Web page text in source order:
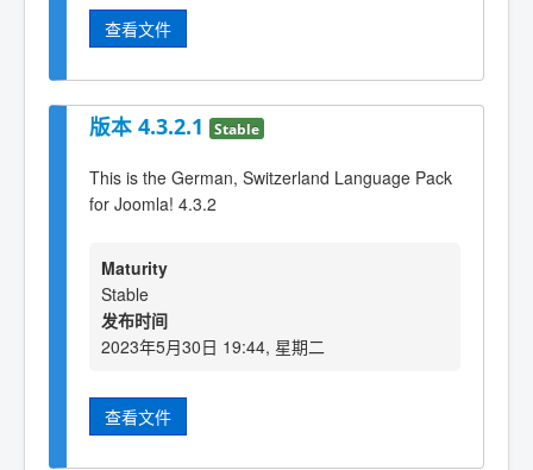
查看文件
版本 4.3.2.1 Stable
This is the German, Switzerland Language Pack
for Joomla! 4.3.2
Maturity
Stable
发布时间
2023年5月30日 19:44, 星期二
查看文件